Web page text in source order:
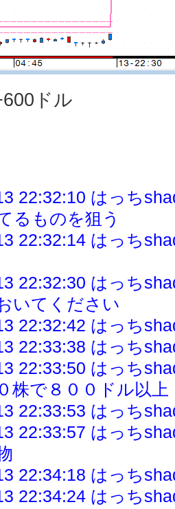
ドル
22:32:10 はっち
るものを狙う
22:32:14 はっち
22:32:30 はっち
いてください
22:32:42 はっち
22:33:38 はっち
22:33:50 はっち
株で８００ドル以上
22:33:53 はっち
22:33:57 はっち
22:34:18 はっち
22:34:24 はっち